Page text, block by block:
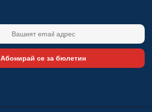
Абонирай се за бюлетин